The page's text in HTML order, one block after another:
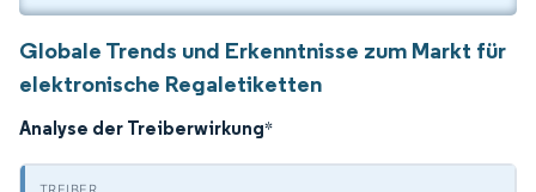
Globale Trends und Erkenntnisse zum Markt für
elektronische Regaletiketten
Analyse der Treiberwirkung*